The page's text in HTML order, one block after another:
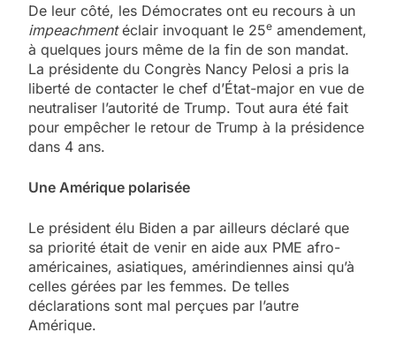
De leur côté, les Démocrates ont eu recours à un
impeachmentéclair invoquant le 25e amendement,
à quelques jours même de la fin de son mandat.
La présidente du Congrès Nancy Pelosi a pris la
liberté de contacter le chef d’État-major en vue de
neutraliser l’autorité de Trump. Tout aura été fait
pour empêcher le retour de Trump à la présidence
dans 4 ans.
Une Amérique polarisée
Le président élu Biden a par ailleurs déclaré que
sa priorité était de venir en aide aux PME afro-
américaines, asiatiques, amérindiennes ainsi qu’à
celles gérées par les femmes. De telles
déclarations sont mal perçues par l’autre
Amérique.